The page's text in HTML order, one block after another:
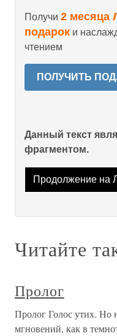
Получи 2 месяца
подарок и
чтением
ПОЛУЧИТЬ
Данный текст
фрагментом.
Продолжение на
Читайте
Пролог
Пролог Голос утих. Но
мгновений, как в